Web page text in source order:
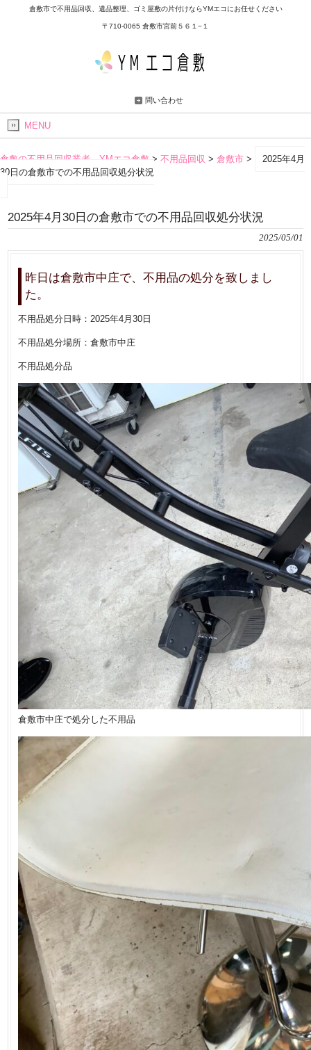
倉敷市で不用品回収、遺品整理、ゴミ屋敷の片付けならYMエコにお任せください
〒710-0065 倉敷市宮前５６１−１
問い合わせ
MENU
倉敷の不用品回収業者 YMエコ倉敷 > 不用品回収 > 倉敷市 >
2025年4月
30日の倉敷市での不用品回収処分状況
2025年4月30日の倉敷市での不用品回収処分状況
2025/05/01
昨日は倉敷市中庄で、不用品の処分を致しまし
た。
不用品処分日時：2025年4月30日
不用品処分場所：倉敷市中庄
不用品処分品
倉敷市中庄で処分した不用品